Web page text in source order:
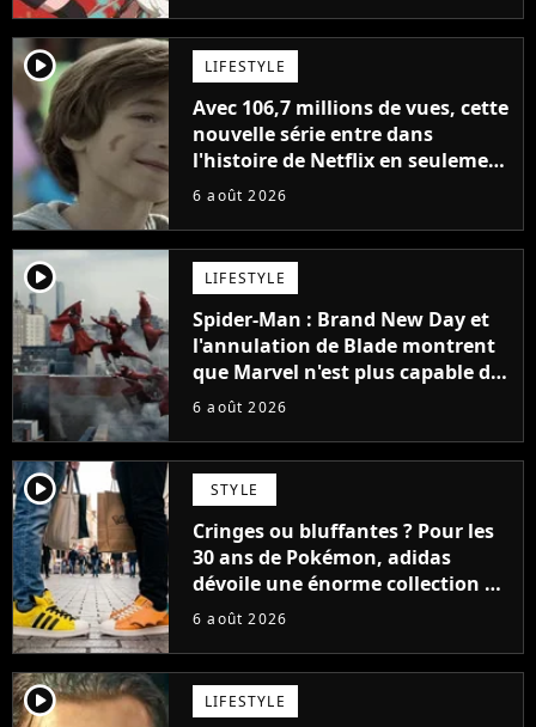
player2 LIFESTYLE
Avec 106,7 millions de vues, cette
nouvelle série entre dans
l'histoire de Netflix en seulement
48 jours
6 août 2026
player2 LIFESTYLE
Spider-Man : Brand New Day et
l'annulation de Blade montrent
que Marvel n'est plus capable de
faire quoi que ce soit de simple
6 août 2026
player2 STYLE
Cringes ou bluffantes ? Pour les
30 ans de Pokémon, adidas
dévoile une énorme collection de
sneakers et je ne sais pas quoi en
6 août 2026
player2 LIFESTYLE